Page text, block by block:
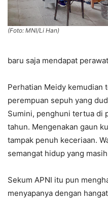
(Foto: MNI/Li Han)
baru saja mendapat
Perhatian Meidy kemudian
perempuan sepuh yang
Sumini, penghuni tertua di
tahun. Mengenakan gaun
tampak penuh keceriaan.
semangat hidup yang
Sekum APNI itu pun
menyapanya dengan